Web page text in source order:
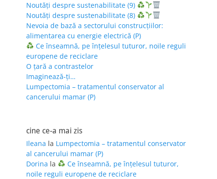
Noutăți despre sustenabilitate (9)
Noutăți despre sustenabilitate (8)
Nevoia de bază a sectorului construcțiilor:
alimentarea cu energie electrică (P)
Ce înseamnă, pe înțelesul tuturor, noile reguli
europene de reciclare
O țară a contrastelor
Imaginează-ți…
Lumpectomia – tratamentul conservator al
cancerului mamar (P)
cine ce-a mai zis
Ileana la Lumpectomia – tratamentul conservator
al cancerului mamar (P)
Dorina la
Ce înseamnă, pe înțelesul tuturor,
noile reguli europene de reciclare